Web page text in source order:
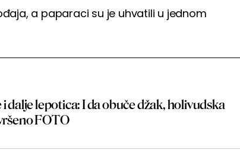
a paparaci su je uhvatili u jednom
i dalje lepotica: I da obuče džak, holivudska
FOTO